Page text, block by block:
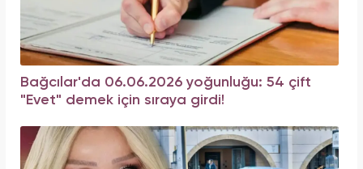
Bağcılar'da 06.06.2026 yoğunluğu: 54 çift
"Evet" demek için sıraya girdi!